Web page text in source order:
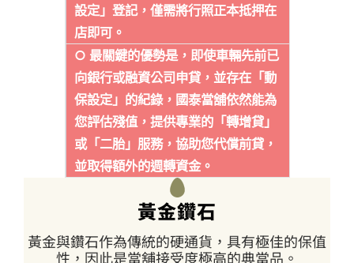
設定」登記，僅需將行照正本抵押在
店即可。
○ 最關鍵的優勢是，即使車輛先前已
向銀行或融資公司申貸，並存在「動
保設定」的紀錄，國泰當舖依然能為
您評估殘值，提供專業的「轉增貸」
或「二胎」服務，協助您代償前貸，
並取得額外的週轉資金。
黃金鑽石
黃金與鑽石作為傳統的硬通貨，具有極佳的保值
性，因此是當舖接受度極高的典當品。